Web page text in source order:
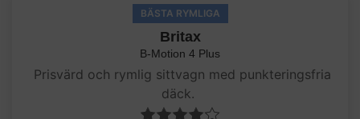
BÄSTA RYMLIGA
Britax
B-Motion 4 Plus
Prisvärd och rymlig sittvagn med punkteringsfria
däck.